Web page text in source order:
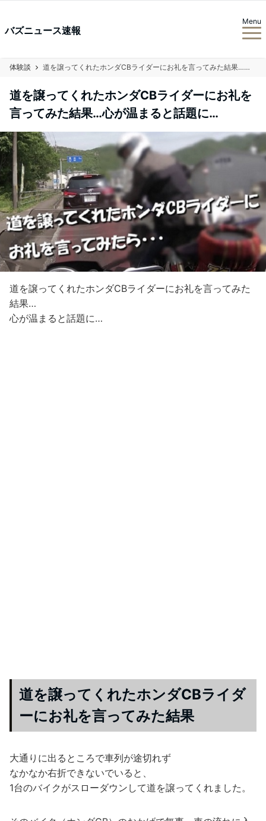
バズニュース速報
Menu
体験談 道を譲ってくれたホンダCBライダーにお礼を言ってみた結果…心が温まると話題に…
道を譲ってくれたホンダCBライダーにお礼を
言ってみた結果…心が温まると話題に…
道を譲ってくれたホンダCBライダーにお礼を言ってみた
結果…
心が温まると話題に…
道を譲ってくれたホンダCBライダ
ーにお礼を言ってみた結果
大通りに出るところで車列が途切れず
なかなか右折できないでいると、
1台のバイクがスローダウンして道を譲ってくれました。